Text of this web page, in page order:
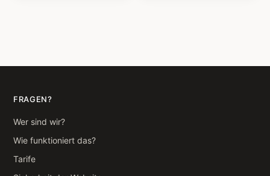
FRAGEN?
Wer sind wir?
Wie funktioniert das?
Tarife